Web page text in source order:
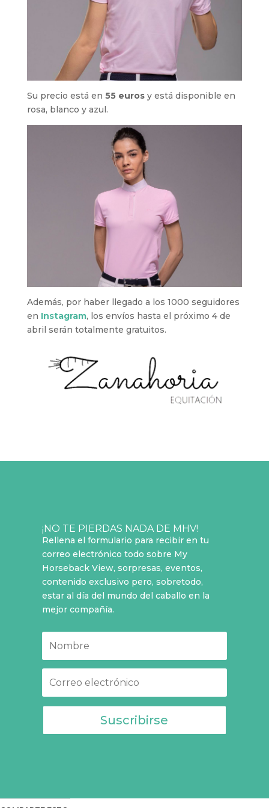
Su precio está en 55 euros y está disponible en
rosa, blanco y azul.
Además, por haber llegado a los 1000 seguidores
en Instagram, los envíos hasta el próximo 4 de
abril serán totalmente gratuitos.
¡NO TE PIERDAS NADA DE MHV!
Rellena el formulario para recibir en tu
correo electrónico todo sobre My
Horseback View, sorpresas, eventos,
contenido exclusivo pero, sobretodo,
estar al día del mundo del caballo en la
mejor compañía.
Suscribirse